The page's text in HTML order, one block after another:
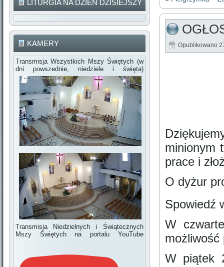
LITURGIA NA DZIEŃ DZISIEJSZY
KAMERY
Transmisja Wszystkich Mszy Świętych (w
dni powszednie, niedziele i święta)
Transmisja Niedzielnych i Świątecznych
Mszy Świętych na portalu YouTube
Opublikowano
minionym
prace i
O dyżur
Spowiedź
W
możliwość
W piątek